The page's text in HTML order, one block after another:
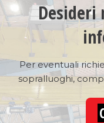
Desideri
Per eventuali
sopralluoghi,